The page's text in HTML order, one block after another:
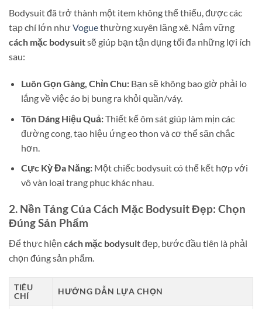
Bodysuit đã trở thành một item không thể thiếu, được các
tạp chí lớn nhưVoguethường xuyên lăng xê. Nắm vững
cách mặc bodysuitsẽ giúp bạn tận dụng tối đa những lợi ích
sau:
Luôn Gọn Gàng, Chỉn Chu:Bạn sẽ không bao giờ phải lo
lắng về việc áo bị bung ra khỏi quần/váy.
Tôn Dáng Hiệu Quả:Thiết kế ôm sát giúp làm mịn các
đường cong, tạo hiệu ứng eo thon và cơ thể săn chắc
hơn.
Cực Kỳ Đa Năng:Một chiếc bodysuit có thể kết hợp với
vô vàn loại trang phục khác nhau.
2. Nền Tảng Của Cách Mặc Bodysuit Đẹp: Chọn
Đúng Sản Phẩm
Để thực hiện cách mặc bodysuitđẹp, bước đầu tiên là phải
chọn đúng sản phẩm.
TIÊU
CHÍ
HƯỚNG DẪN LỰA CHỌN